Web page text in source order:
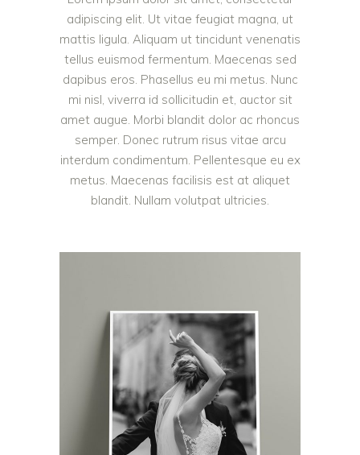
adipiscing elit. Ut vitae feugiat magna, ut
mattis ligula. Aliquam ut tincidunt venenatis
tellus euismod fermentum. Maecenas sed
dapibus eros. Phasellus eu mi metus. Nunc
mi nisl, viverra id sollicitudin et, auctor sit
amet augue. Morbi blandit dolor ac rhoncus
semper. Donec rutrum risus vitae arcu
interdum condimentum. Pellentesque eu ex
metus. Maecenas facilisis est at aliquet
blandit. Nullam volutpat ultricies.